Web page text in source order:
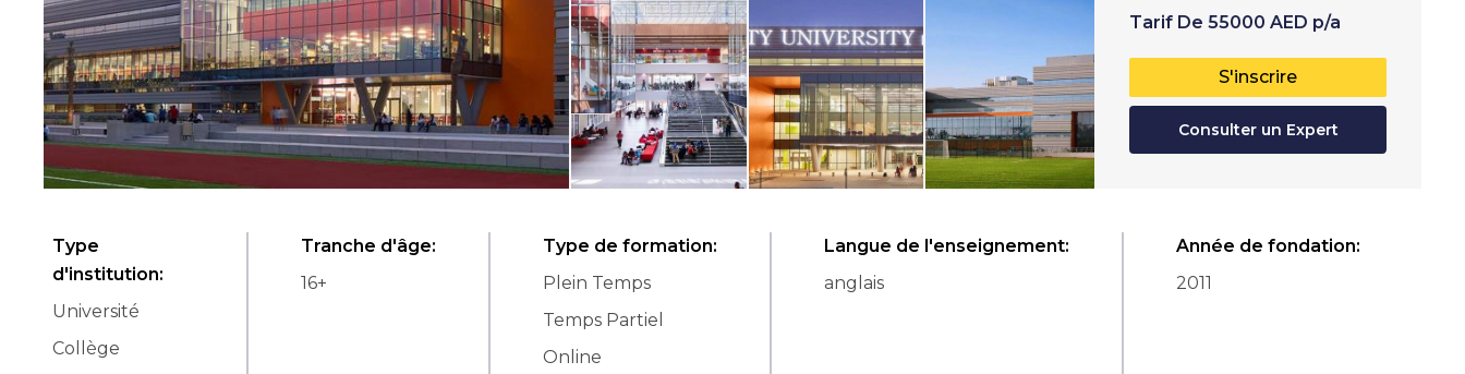
Tarif De 55000 AED p/a
S'inscrire
Consulter un Expert
Type
d'institution:
Université
Collège
Tranche d'âge:
16+
Type de formation:
Plein Temps
Temps Partiel
Online
Langue de l'enseignement:
anglais
Année de fondation:
2011